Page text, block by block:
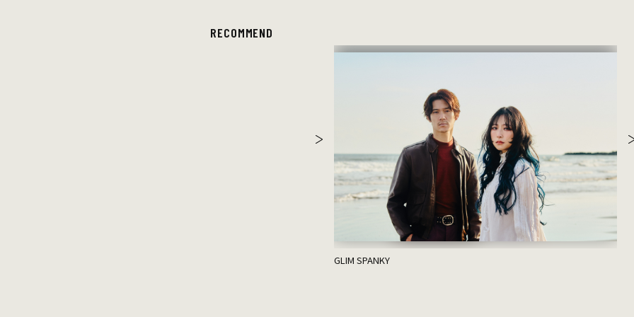
RECOMMEND
GLIM SPANKY